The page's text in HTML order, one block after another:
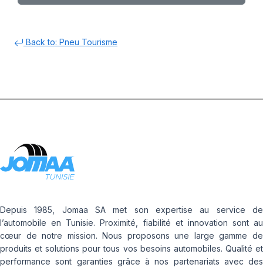
Back to: Pneu Tourisme
Depuis 1985, Jomaa SA met son expertise au service de
l’automobile en Tunisie. Proximité, fiabilité et innovation sont au
cœur de notre mission. Nous proposons une large gamme de
produits et solutions pour tous vos besoins automobiles. Qualité et
performance sont garanties grâce à nos partenariats avec des